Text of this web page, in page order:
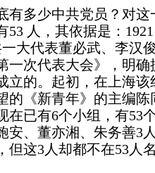
有多少中共党员？对
53 人，其依据是：
大代表董必武、李汉
一次代表大会》，明确
立的。起初，在上海
的《新青年》的主编
在已有6个小组，有53
安、董亦湘、朱务善3
但这3人却都不在53人